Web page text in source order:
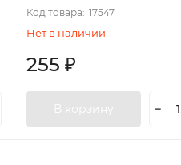
Код товара: 17547
Нет в наличии
255 ₽
В корзину